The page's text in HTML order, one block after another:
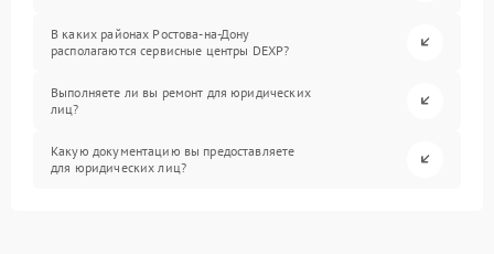
В каких районах Ростова-на-Дону
располагаются сервисные центры DEXP?
Выполняете ли вы ремонт для юридических
лиц?
Какую документацию вы предоставляете
для юридических лиц?